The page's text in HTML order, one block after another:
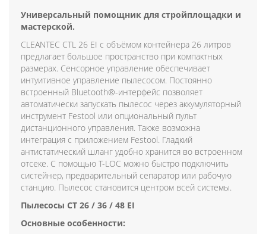
Универсальный помощник для стройплощадки и
мастерской.
CLEANTEC CTL 26 EI с объёмом контейнера 26 литров
предлагает большое пространство при компактных
размерах. Сенсорное управление обеспечивает
интуитивное управление пылесосом. Постоянно
встроенный Bluetooth®-интерфейс позволяет
автоматически запускать пылесос через аккумуляторный
инструмент Festool или опциональный пульт
дистанционного управления. Также возможна
интеграция с приложением Festool. Гладкий
антистатический шланг удобно хранится во встроенном
отсеке. С помощью T-LOC можно быстро подключить
систейнер, предварительный сепаратор или рабочую
станцию. Пылесос становится центром всей системы.
Пылесосы CT 26 / 36 / 48 EI
Основные особенности: